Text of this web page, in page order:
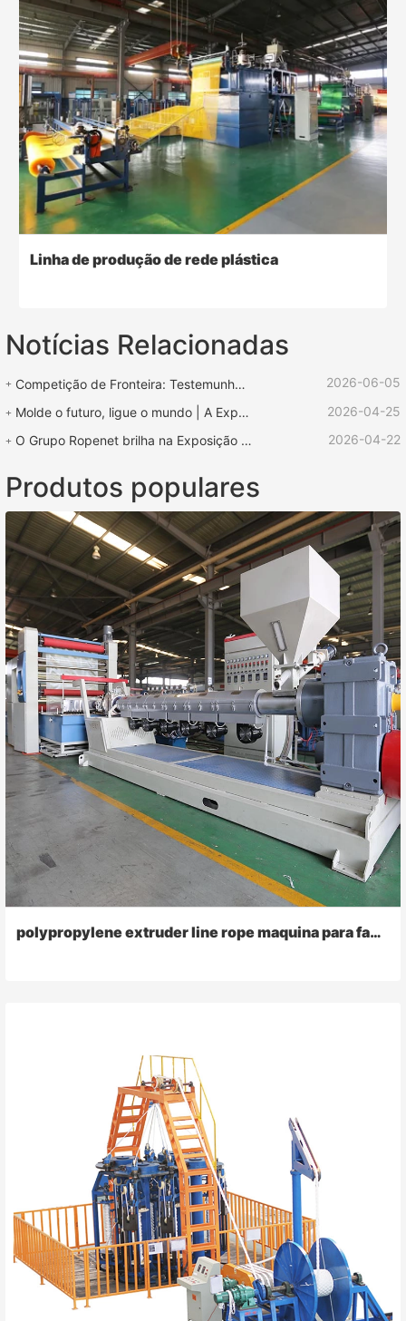
Linha de produção de rede plástica
Notícias Relacionadas
Competição de Fronteira: Testemunho de Força | Equipamento ROPENET Apoia a Competição de Cordas "Lu Zhen Rescue Cup"
2026-06-05
Molde o futuro, ligue o mundo | A Exposição Internacional de Plásticos e Borracha ROPENET 2026 chega ao fim!
2026-04-25
O Grupo Ropenet brilha na Exposição Internacional de Borracha e Plástico de Xangai e regressa repleto de oportunidades para expandir os seus negócios globais.
2026-04-22
Produtos populares
polypropylene extruder line rope maquina para fabricar raffia